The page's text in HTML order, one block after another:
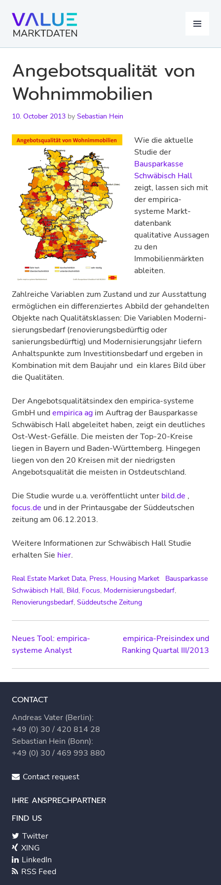
content
MENU
Angebots­qualität von
Wohn­immobilien
10. October 2013 by Sebastian Hein
Wie die aktuelle
Studie der
Bausparkasse
Schwäbisch Hall
zeigt, lassen sich mit
der empirica-
systeme Markt­
datenbank
qualitative Aus­sagen
zu den
Immobilienmärkten
ableiten.
Zahlreiche Variablen zum Zustand und zur Aus­stattung
ermöglichen ein differen­ziertes Abbild der ge­handel­ten
Objekte nach Qualitäts­klassen: Die Variablen Mo­der­ni­
sie­rungs­bedarf (renovierungs­bedürftig oder
sanierungs­bedürftig) und Modernisierungs­jahr liefern
Anhalts­punkte zum In­ves­ti­ti­ons­bedarf und ergeben in
Kom­bi­nation mit dem Baujahr und ein klares Bild über
die Qualitäten.
Der Angebots­qualitäts­index den empirica-systeme
GmbH und empirica ag im Auftrag der Bausparkasse
Schwäbisch Hall ab­geleitet haben, zeigt ein deutliches
Ost-West-Gefälle. Die meisten der Top-20-Kreise
liegen in Bayern und Baden-Württemberg. Hingegen
liegen von den 20 Kreisen mit der niedrig­sten
Angebotsqualität die meisten in Ost­deutschland.
Die Studie wurde u.a. veröffentlicht unter bild.de ,
focus.de und in der Printausgabe der Süddeutschen
zeitung am 06.12.2013.
Weitere Informationen zur Schwäbisch Hall Studie
erhalten Sie hier.
Real Estate Market Data, Press, Housing Market
Bausparkasse
Schwäbisch Hall, Bild, Focus, Modernisierungsbedarf,
Renovierungsbedarf, Süddeutsche Zeitung
Post
navigation
Neues Tool: empirica-
systeme Analyst
empirica-Preisindex und
Ranking Quartal III/2013
CONTACT
Andreas Vater (Berlin):
+49 (0) 30 / 420 814 28
Sebastian Hein (Bonn):
+49 (0) 30 / 469 993 880
Contact request
IHRE ANSPRECHPARTNER
FIND US
Twitter
XING
LinkedIn
RSS Feed